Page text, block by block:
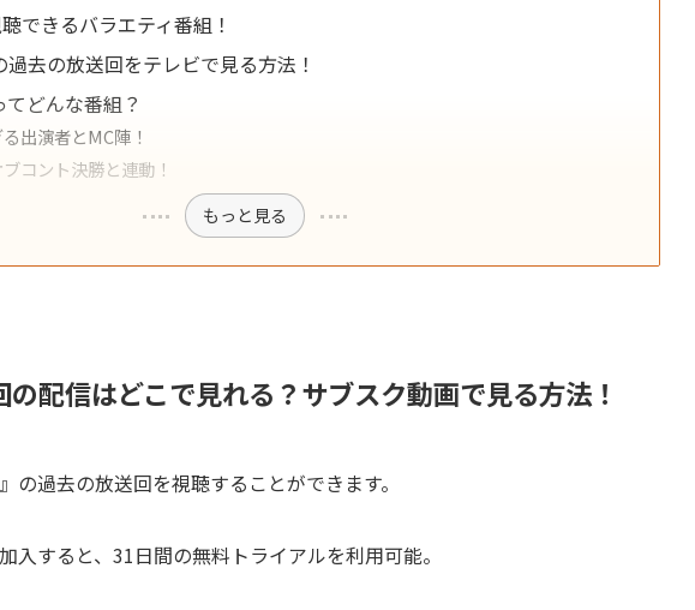
できるバラエティ番組！
去の放送回をテレビで見る方法！
どんな番組？
出演者とMC陣！
コント決勝と連動！
もっと見る
配信はどこで見れる？サブスク動画で見る方法！
の過去の放送回を視聴することができます。
入すると、31日間の無料トライアルを利用可能。